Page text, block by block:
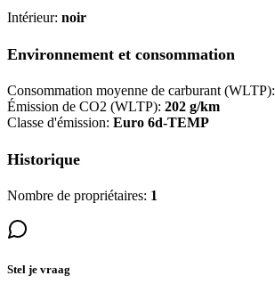
Intérieur: noir
Environnement et consommation
Consommation moyenne de carburant (WLTP):
Émission de CO2 (WLTP): 202 g/km
Classe d'émission: Euro 6d-TEMP
Historique
Nombre de propriétaires: 1
Stel je vraag